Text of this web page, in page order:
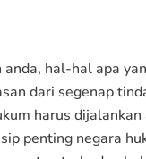
hal-hal apa
dari segenap
harus
penting negara